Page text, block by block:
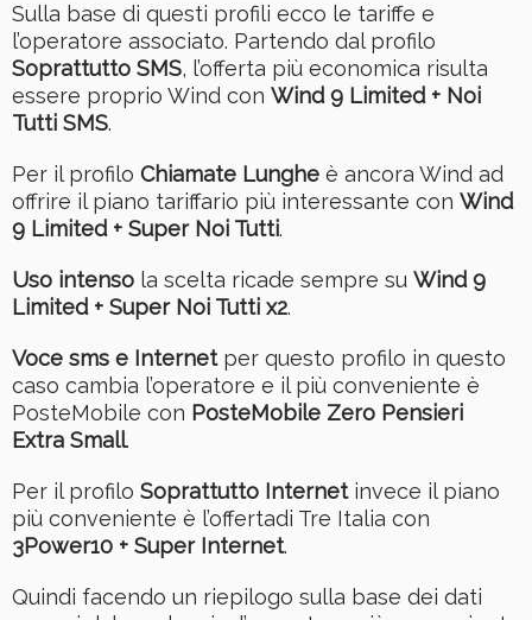
Sulla base di questi profili ecco le tariffe e
l’operatore associato. Partendo dal profilo
Soprattutto SMS, l’offerta più economica risulta
essere proprio Wind con Wind 9 Limited + Noi
Tutti SMS.
Per il profilo Chiamate Lunghe è ancora Wind ad
offrire il piano tariffario più interessante con Wind
9 Limited + Super Noi Tutti.
Uso intenso la scelta ricade sempre su Wind 9
Limited + Super Noi Tutti x2.
Voce sms e Internet per questo profilo in questo
caso cambia l’operatore e il più conveniente è
PosteMobile con PosteMobile Zero Pensieri
Extra Small.
Per il profilo Soprattutto Internet invece il piano
più conveniente è l’offertadi Tre Italia con
3Power10 + Super Internet.
Quindi facendo un riepilogo sulla base dei dati